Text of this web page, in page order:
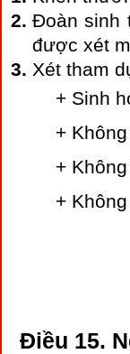
Đoàn sinh
được xét
Xét tham
+ Sinh
+
+
+
Điều 15.